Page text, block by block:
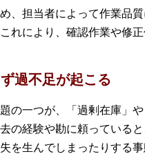
、担当者によって作業品
れにより、確認作業や修
過不足が起こる
の一つが、「過剰在庫」
の経験や勘に頼っている
を生んでしまったりする事